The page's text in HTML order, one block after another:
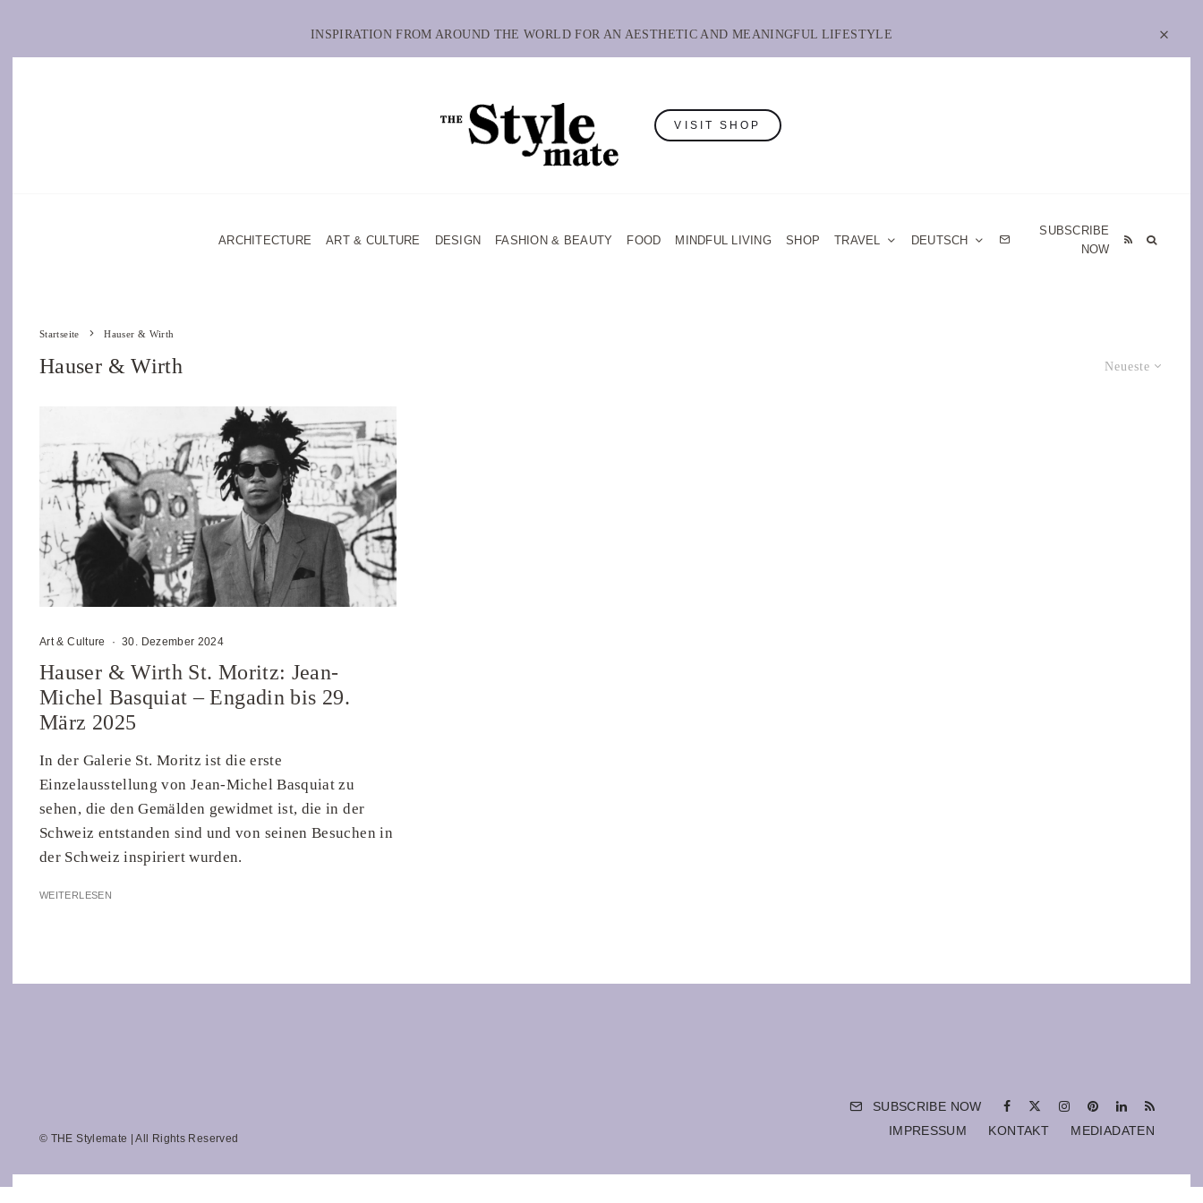
INSPIRATION FROM AROUND THE WORLD FOR AN AESTHETIC AND MEANINGFUL LIFESTYLE
VISIT SHOP
ARCHITECTURE ART & CULTURE DESIGN FASHION & BEAUTY FOOD MINDFUL LIVING SHOP TRAVEL DEUTSCH
SUBSCRIBE
NOW
Startseite Hauser & Wirth
Neueste
Hauser & Wirth
Art & Culture · 30. Dezember 2024
Hauser & Wirth St. Moritz: Jean-
Michel Basquiat – Engadin bis 29.
März 2025
In der Galerie St. Moritz ist die erste
Einzelausstellung von Jean-Michel Basquiat zu
sehen, die den Gemälden gewidmet ist, die in der
Schweiz entstanden sind und von seinen Besuchen in
der Schweiz inspiriert wurden.
WEITERLESEN
© THE Stylemate | All Rights Reserved
SUBSCRIBE NOW
IMPRESSUM
KONTAKT MEDIADATEN